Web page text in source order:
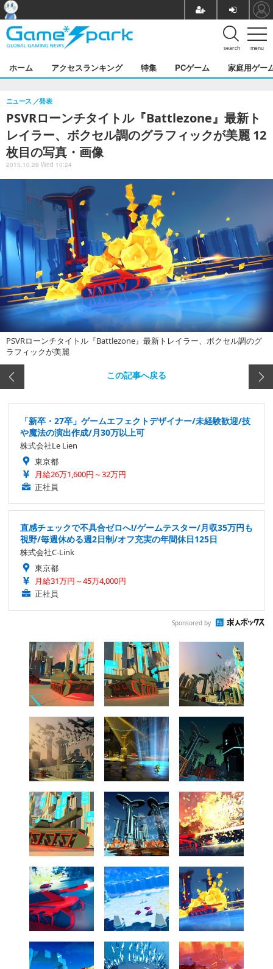
menu
search
ホーム アクセスランキング 特集 PCゲーム 家庭用ゲー
PSVRローンチタイトル『Battlezone』最新ト
レイラー、ボクセル調のグラフィックが美麗 12
枚目の写真・画像
ニュース 発表
2015.10.28 Wed 10:24
PSVRローンチタイトル『Battlezone』最新トレイラー、ボクセル調のグ
ラフィックが美麗
この記事へ戻る
「新卒・27卒」ゲームエフェクトデザイナー/未経験歓迎/技
や魔法の演出作成/月30万以上可
株式会社Le Lien
東京都
月給26万1,600円～32万円
正社員
直感チェックで不具合ゼロへ!/ゲームテスター/月収35万円も
視野/毎週休める週2日制/オフ充実の年間休日125日
株式会社C-Link
東京都
月給31万円～45万4,000円
正社員
Sponsored by